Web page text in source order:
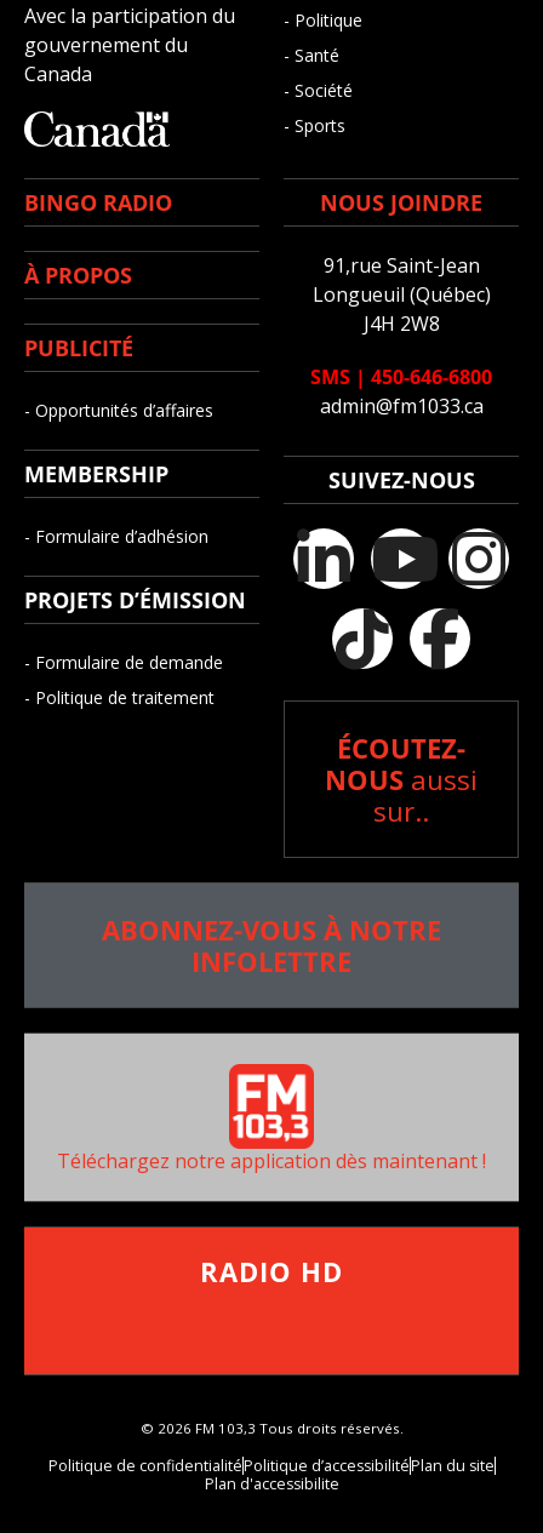
Avec la participation du
gouvernement du
Canada
- Politique
- Santé
- Société
- Sports
BINGO RADIO
À PROPOS
PUBLICITÉ
- Opportunités d’affaires
MEMBERSHIP
- Formulaire d’adhésion
PROJETS D’ÉMISSION
- Formulaire de demande
- Politique de traitement
NOUS JOINDRE
91,rue Saint-Jean
Longueuil (Québec)
J4H 2W8
SMS | 450-646-6800
admin@fm1033.ca
SUIVEZ-NOUS
ÉCOUTEZ-
NOUS aussi
sur..
ABONNEZ-VOUS À NOTRE
INFOLETTRE
Téléchargez notre application dès maintenant !
RADIO HD
© 2026 FM 103,3 Tous droits réservés.
Politique de confidentialitéPolitique d’accessibilitéPlan du site
Plan d'accessibilite